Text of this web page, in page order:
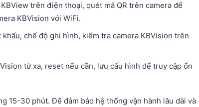
trên điện thoại, quét mã QR trên camera để
KBVision với WiFi.​
chế độ ghi hình, kiểm tra camera KBVision trên
từ xa, reset nếu cần, lưu cấu hình để truy cập ổn
15-30 phút. Để đảm bảo hệ thống vận hành lâu dài và